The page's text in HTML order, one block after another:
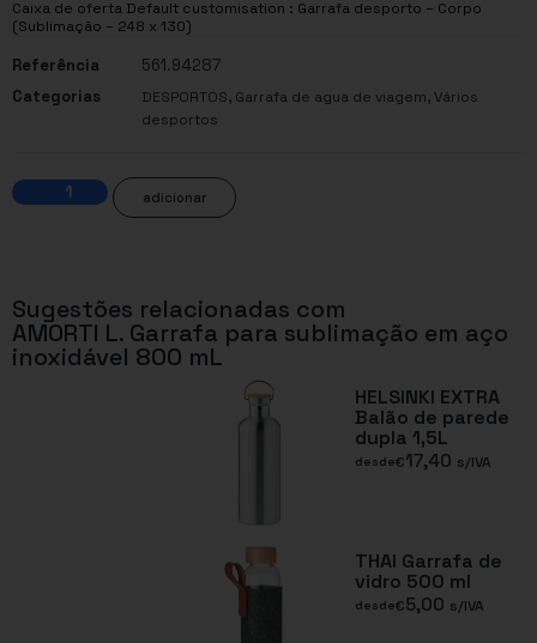
Caixa de oferta Default customisation : Garrafa desporto – Corpo
(Sublimação – 248 x 130)
Referência
561.94287
Categorias
DESPORTOS, Garrafa de agua de viagem,Vários
desportos
adicionar
Sugestões relacionadas com
AMORTI L. Garrafa para sublimação em aço
inoxidável 800 mL
HELSINKI EXTRA
Balão de parede
dupla 1,5L
desde€17,40 s/IVA
THAI Garrafa de
vidro 500 ml
desde€5,00 s/IVA